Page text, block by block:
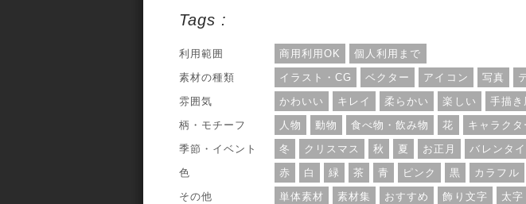
PSDで収録。利用範囲については、個人・
商用利用問わずOKとなっています。
す。
Tags :
利用範囲 商用利用OK
個人利用まで
素材の種類
イラスト・CG ベクター アイコン 写真
雰囲気
かわいい キレイ 柔らかい 楽しい 手描き
柄・モチーフ
人物 動物 食べ物・飲み物 花 キャラクタ
季節・イベント
冬 クリスマス 秋 夏 お正月 バレンタ
色
赤 白 緑 茶 青 ピンク 黒 カラフル
その他
単体素材 素材集 おすすめ 飾り文字 太字